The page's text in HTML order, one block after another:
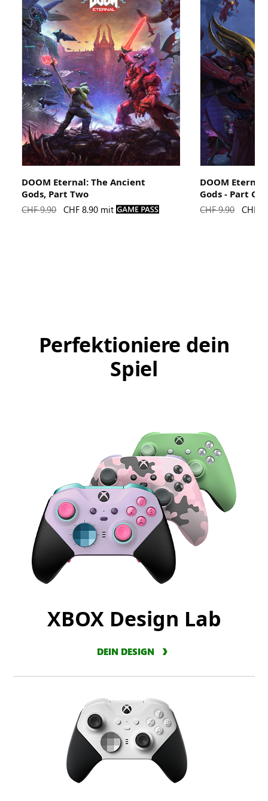
DOOM Eternal: The Ancient
Gods, Part Two
CHF 9.90 CHF 8.90 mit 
DOOM
Gods - Part
CHF 9.90 CHF
Perfektioniere dein
Spiel
XBOX Design Lab
DEIN DESIGN